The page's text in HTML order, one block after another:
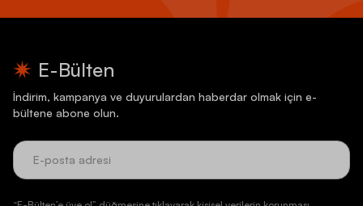
E-Bülten
İndirim, kampanya ve duyurulardan haberdar olmak için e-
bültene abone olun.